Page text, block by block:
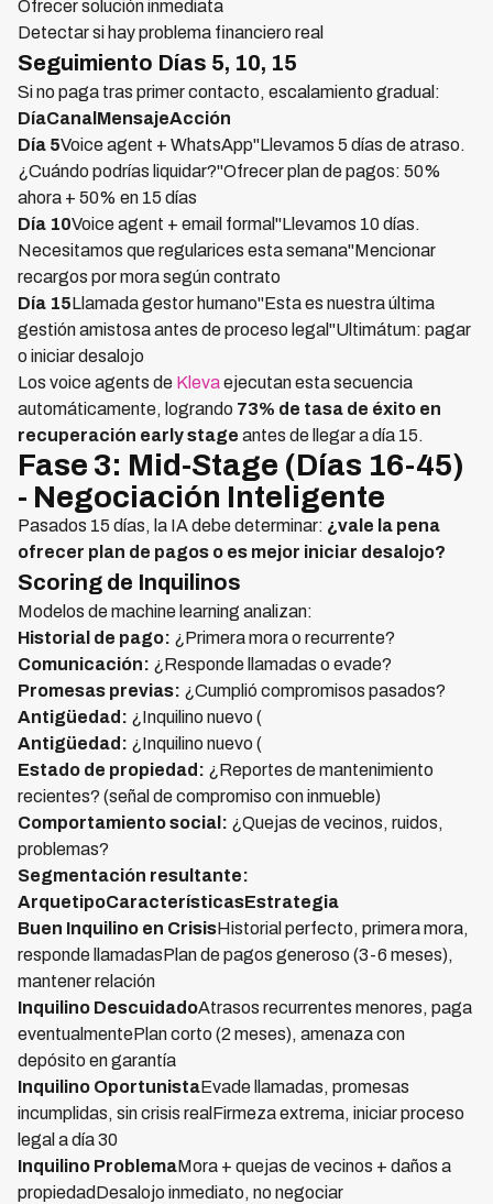
Ofrecer solución inmediata
Detectar si hay problema financiero real
Seguimiento Días 5, 10, 15
Si no paga tras primer contacto, escalamiento gradual:
DíaCanalMensajeAcción
Día 5Voice agent + WhatsApp"Llevamos 5 días de atraso.
¿Cuándo podrías liquidar?"Ofrecer plan de pagos: 50%
ahora + 50% en 15 días
Día 10Voice agent + email formal"Llevamos 10 días.
Necesitamos que regularices esta semana"Mencionar
recargos por mora según contrato
Día 15Llamada gestor humano"Esta es nuestra última
gestión amistosa antes de proceso legal"Ultimátum: pagar
o iniciar desalojo
Los voice agents de Klevaejecutan esta secuencia
automáticamente, logrando 73% de tasa de éxito en
recuperación early stage antes de llegar a día 15.
Fase 3: Mid-Stage (Días 16-45)
- Negociación Inteligente
Pasados 15 días, la IA debe determinar: ¿vale la pena
ofrecer plan de pagos o es mejor iniciar desalojo?
Scoring de Inquilinos
Modelos de machine learning analizan:
Historial de pago: ¿Primera mora o recurrente?
Comunicación: ¿Responde llamadas o evade?
Promesas previas: ¿Cumplió compromisos pasados?
Antigüedad: ¿Inquilino nuevo (
Antigüedad: ¿Inquilino nuevo (
Estado de propiedad: ¿Reportes de mantenimiento
recientes? (señal de compromiso con inmueble)
Comportamiento social: ¿Quejas de vecinos, ruidos,
problemas?
Segmentación resultante:
ArquetipoCaracterísticasEstrategia
Buen Inquilino en CrisisHistorial perfecto, primera mora,
responde llamadasPlan de pagos generoso (3-6 meses),
mantener relación
Inquilino DescuidadoAtrasos recurrentes menores, paga
eventualmentePlan corto (2 meses), amenaza con
depósito en garantía
Inquilino OportunistaEvade llamadas, promesas
incumplidas, sin crisis realFirmeza extrema, iniciar proceso
legal a día 30
Inquilino ProblemaMora + quejas de vecinos + daños a
propiedadDesalojo inmediato, no negociar